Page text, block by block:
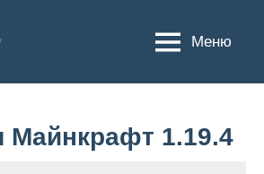
Меню
1.19.4